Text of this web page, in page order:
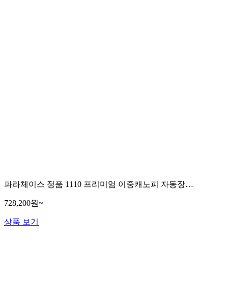
파라체이스 정품 1110 프리미엄 이중캐노피 자동장…
728,200원~
상품 보기